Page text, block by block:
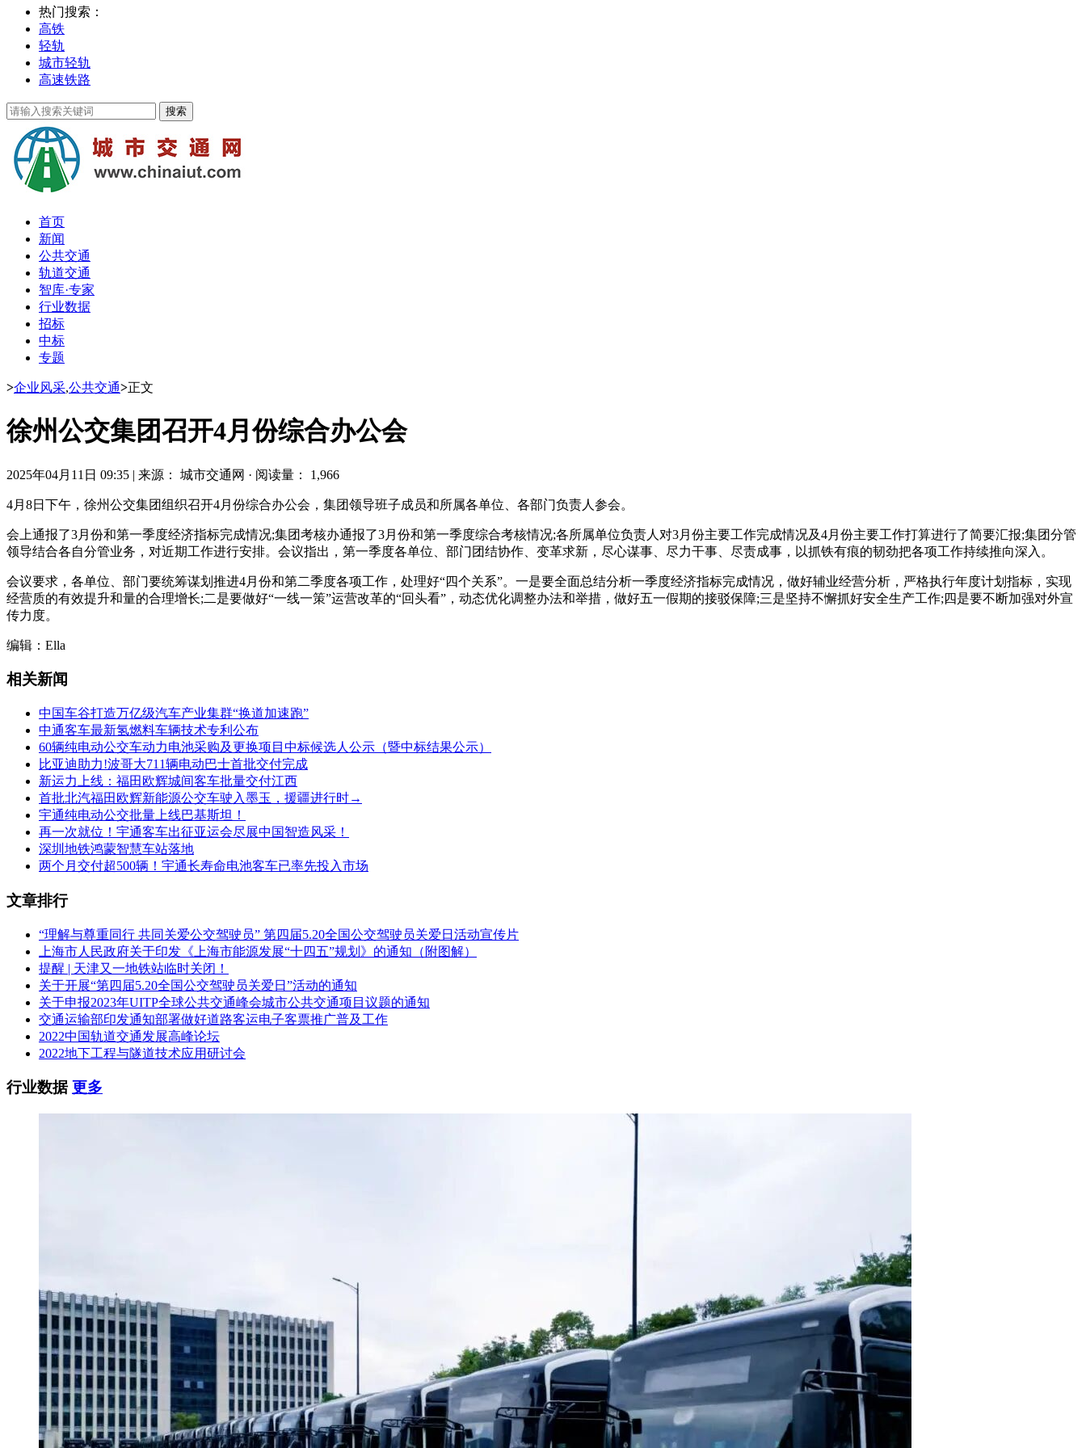
热门搜索：
高铁
轻轨
城市轻轨
高速铁路
首页
新闻
公共交通
轨道交通
智库·专家
行业数据
招标
中标
专题
>企业风采,公共交通>正文
徐州公交集团召开4月份综合办公会
2025年04月11日 09:35 | 来源： 城市交通网 · 阅读量： 1,966
4月8日下午，徐州公交集团组织召开4月份综合办公会，集团领导班子成员和所属各单位、各部门负责人参会。
会上通报了3月份和第一季度经济指标完成情况;集团考核办通报了3月份和第一季度综合考核情况;各所属单位负责人对3月份主要工作完成情况及4月份主要工作打算进行了简要汇报;集团分管
领导结合各自分管业务，对近期工作进行安排。会议指出，第一季度各单位、部门团结协作、变革求新，尽心谋事、尽力干事、尽责成事，以抓铁有痕的韧劲把各项工作持续推向深入。
会议要求，各单位、部门要统筹谋划推进4月份和第二季度各项工作，处理好“四个关系”。一是要全面总结分析一季度经济指标完成情况，做好辅业经营分析，严格执行年度计划指标，实现
经营质的有效提升和量的合理增长;二是要做好“一线一策”运营改革的“回头看”，动态优化调整办法和举措，做好五一假期的接驳保障;三是坚持不懈抓好安全生产工作;四是要不断加强对外宣
传力度。
编辑：Ella
相关新闻
中国车谷打造万亿级汽车产业集群“换道加速跑”
中通客车最新氢燃料车辆技术专利公布
60辆纯电动公交车动力电池采购及更换项目中标候选人公示（暨中标结果公示）
比亚迪助力!波哥大711辆电动巴士首批交付完成
新运力上线：福田欧辉城间客车批量交付江西
首批北汽福田欧辉新能源公交车驶入墨玉，援疆进行时→
宇通纯电动公交批量上线巴基斯坦！
再一次就位！宇通客车出征亚运会尽展中国智造风采！
深圳地铁鸿蒙智慧车站落地
两个月交付超500辆！宇通长寿命电池客车已率先投入市场
文章排行
“理解与尊重同行 共同关爱公交驾驶员” 第四届5.20全国公交驾驶员关爱日活动宣传片
上海市人民政府关于印发《上海市能源发展“十四五”规划》的通知（附图解）
提醒 | 天津又一地铁站临时关闭！
关于开展“第四届5.20全国公交驾驶员关爱日”活动的通知
关于申报2023年UITP全球公共交通峰会城市公共交通项目议题的通知
交通运输部印发通知部署做好道路客运电子客票推广普及工作
2022中国轨道交通发展高峰论坛
2022地下工程与隧道技术应用研讨会
行业数据更多